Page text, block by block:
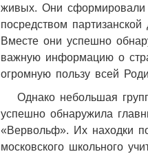
живых. Они сформировали
посредством
Вместе они успешно
важную информацию о
огромную пользу всей
Однако небольшая
успешно обнаружила
«Вервольф». Их находки
московского школьного